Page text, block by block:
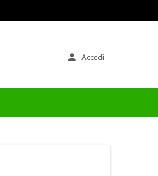
 Accedi